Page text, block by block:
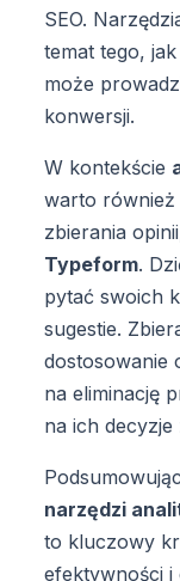
SEO.
temat tego,
może
konwersji.
W kontekście
warto również
zbierania
Typeform.
pytać swoich
sugestie.
dostosowanie
na eliminację
na ich
narzędzi
to kluczowy
efektywności i